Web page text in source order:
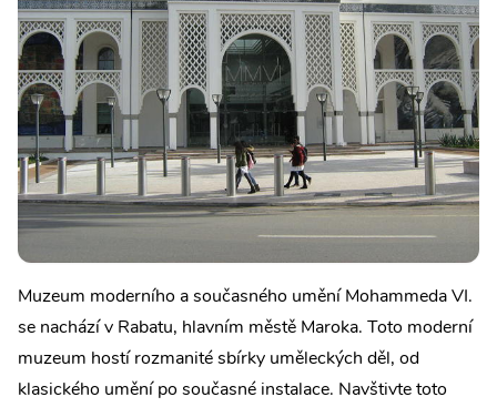
Muzeum moderního a současného umění Mohammeda VI.
se nachází v Rabatu, hlavním městě Maroka. Toto moderní
muzeum hostí rozmanité sbírky uměleckých děl, od
klasického umění po současné instalace. Navštivte toto